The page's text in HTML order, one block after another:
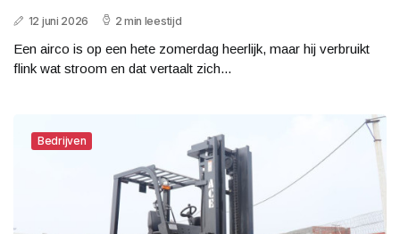
12 juni 2026 2 min leestijd
Een airco is op een hete zomerdag heerlijk, maar hij verbruikt
flink wat stroom en dat vertaalt zich...
Bedrijven